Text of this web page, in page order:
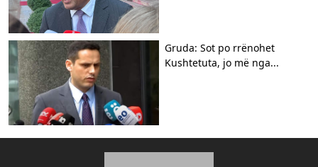
Gruda: Sot po rrënohet
Kushtetuta, jo më nga...